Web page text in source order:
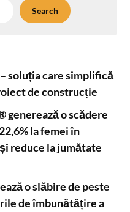
Search
soluția care simplifică
de construcție
o scădere
la femei în
reduce la jumătate
o slăbire de peste
de îmbunătățire a